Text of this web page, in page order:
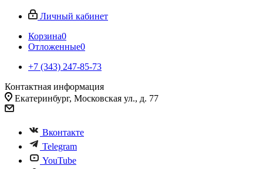
Личный кабинет
Корзина0
Отложенные0
+7 (343) 247-85-73
Контактная информация
Екатеринбург, Московская ул., д. 77
Вконтакте
Telegram
YouTube